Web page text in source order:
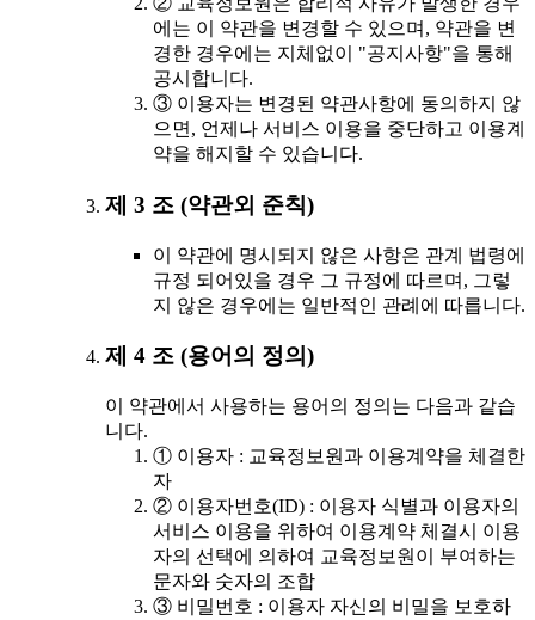
에는 이 약관을 변경할 수 있으며, 약관을 변
경한 경우에는 지체없이 "공지사항"을 통해
공시합니다.
③ 이용자는 변경된 약관사항에 동의하지 않
으면, 언제나 서비스 이용을 중단하고 이용계
약을 해지할 수 있습니다.
제 3 조 (약관외 준칙)
이 약관에 명시되지 않은 사항은 관계 법령에
규정 되어있을 경우 그 규정에 따르며, 그렇
지 않은 경우에는 일반적인 관례에 따릅니다.
제 4 조 (용어의 정의)
이 약관에서 사용하는 용어의 정의는 다음과 같습
니다.
① 이용자 : 교육정보원과 이용계약을 체결한
자
② 이용자번호(ID) : 이용자 식별과 이용자의
서비스 이용을 위하여 이용계약 체결시 이용
자의 선택에 의하여 교육정보원이 부여하는
문자와 숫자의 조합
③ 비밀번호 : 이용자 자신의 비밀을 보호하